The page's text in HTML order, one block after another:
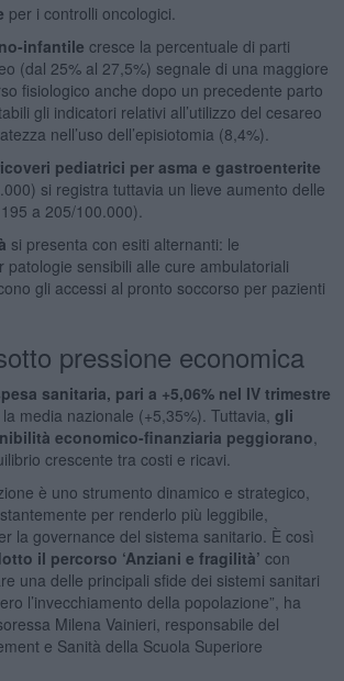
per i controlli oncologici.
infantile cresce la percentuale di parti
(dal 25% al 27,5%) segnale di una maggiore
fisiologico anche dopo un precedente parto
gli indicatori relativi all’utilizzo del cesareo
nell’uso dell’episiotomia (8,4%).
pediatrici per asma e gastroenterite
si registra tuttavia un lieve aumento delle
a 205/100.000).
si presenta con esiti alternanti: le
patologie sensibili alle cure ambulatoriali
gli accessi al pronto soccorso per pazienti
pressione economica
sanitaria, pari a +5,06% nel IV trimestre
media nazionale (+5,35%). Tuttavia, gli
economico-finanziaria peggiorano,
crescente tra costi e ricavi.
è uno strumento dinamico e strategico,
per renderlo più leggibile,
la governance del sistema sanitario. È così
il percorso ‘Anziani e fragilità’ con
una delle principali sfide dei sistemi sanitari
l’invecchiamento della popolazione”, ha
Milena Vainieri, responsabile del
e Sanità della Scuola Superiore